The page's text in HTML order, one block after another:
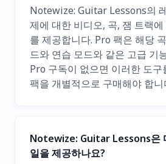
Notewize: Guitar Lessons의
제에 대한 비디오, 곡, 잼 트랙
를 제공합니다. Pro 팩은 해당
드와 연습 모드와 같은 고급 기
Pro 구독이 없으면 이러한 도
팩을 개별적으로 구매해야 합니
Notewize: Guitar Lessons은
일을 제공하나요?